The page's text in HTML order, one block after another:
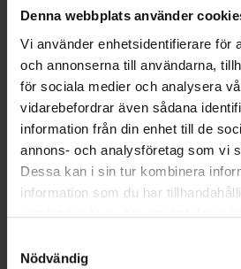
Denna webbplats använder
Vi använder enhetsidentifierare för
och annonserna till användarna,
för sociala medier och analysera
vidarebefordrar även sådana
information från din enhet till de
annons- och analysföretag som vi
Dessa kan i sin tur kombinera
information som du har
samlat in när du har använt deras
återkalla ditt samtycke via
Nödvändig
nikotintuggummit med
Spearmintsmak• Största
tuggummismaker •
nikotin • Kan kombineras
depoplåster (endast
tuggummi i smakerna Fruit,
SockerfrittNicotinells
depotplåster, medicinskt
sugtablett. Läkemedel för
rökreduktion. Innehåller